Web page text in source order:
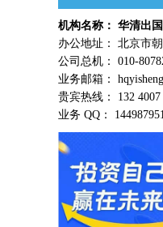
机构名称： 华清出国
办公地址： 北京市
公司总机： 010-
业务邮箱：
贵宾热线： 132 4007
业务 QQ：